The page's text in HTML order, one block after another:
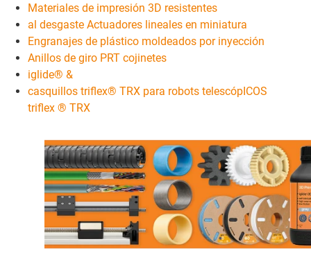
Materiales de impresión 3D resistentes
al desgaste Actuadores lineales en miniatura
Engranajes de plástico moldeados por inyección
Anillos de giro PRT cojinetes
iglide® &
casquillos triflex® TRX para robots telescópICOS
triflex ® TRX